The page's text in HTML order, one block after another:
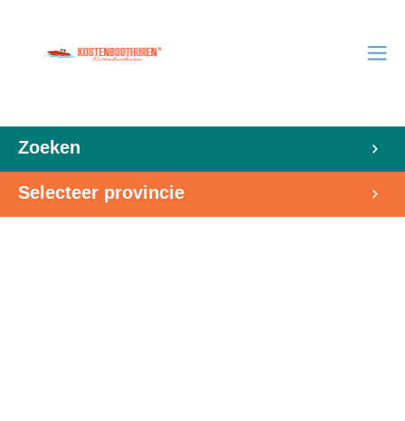
Zoeken
Selecteer provincie